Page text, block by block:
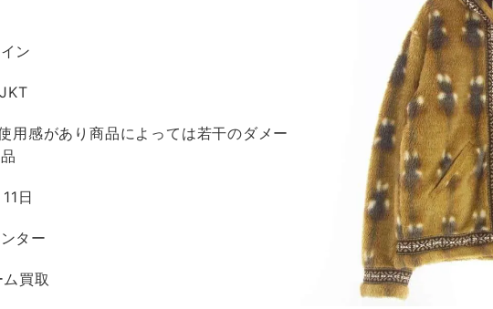
ン
用感があり商品によっては若干のダメー
日
ター
買取